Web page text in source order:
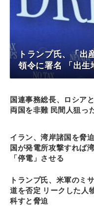
トランプ氏、「出
領令に署名 「出生
国連事務総長、ロシア
両国を非難 民間人狙っ
イラン、湾岸諸国を脅
国が発電所攻撃すれば
「停電」させる
トランプ氏、米軍のミ
道を否定 リークした人
科すと脅迫